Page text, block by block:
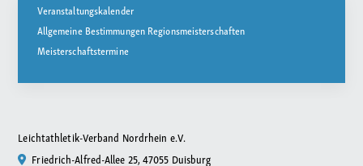
Veranstaltungskalender
Allgemeine Bestimmungen Regionsmeisterschaften
Meisterschaftstermine
Leichtathletik-Verband Nordrhein e.V.
Friedrich-Alfred-Allee 25, 47055 Duisburg